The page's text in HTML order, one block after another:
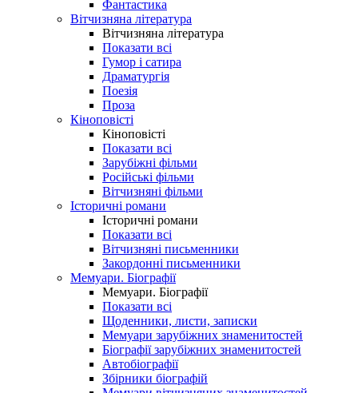
Фантастика
Вітчизняна література
Вітчизняна література
Показати всі
Гумор і сатира
Драматургія
Поезія
Проза
Кіноповісті
Кіноповісті
Показати всі
Зарубіжні фільми
Російські фільми
Вітчизняні фільми
Історичні романи
Історичні романи
Показати всі
Вітчизняні письменники
Закордонні письменники
Мемуари. Біографії
Мемуари. Біографії
Показати всі
Щоденники, листи, записки
Мемуари зарубіжних знаменитостей
Біографії зарубіжних знаменитостей
Автобіографії
Збірники біографій